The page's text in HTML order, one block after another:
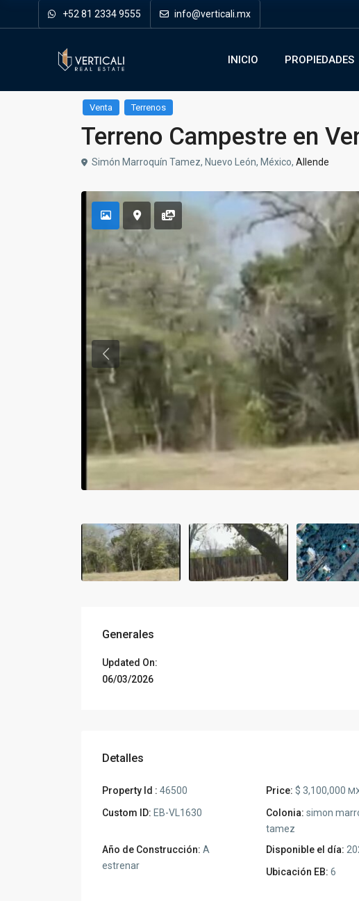
+52 81 2334 9555 info@verticali.mx
INICIO PROPIEDADES
Venta Terrenos
Terreno Campestre en
Simón Marroquín Tamez, Nuevo León, México, Allende
Generales
Updated On:
06/03/2026
Detalles
Property Id : 46500 Price: $ 3,100,000
Custom ID: EB-VL1630 Colonia: simon
tamez
Año de Construcción: A
estrenar
Disponible el día:
Ubicación EB: 6